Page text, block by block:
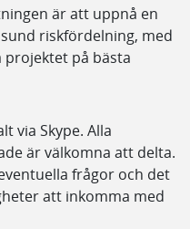
är att uppnå en
riskfördelning, med
på bästa
via Skype. Alla
är välkomna att delta.
frågor och det
att inkomma med